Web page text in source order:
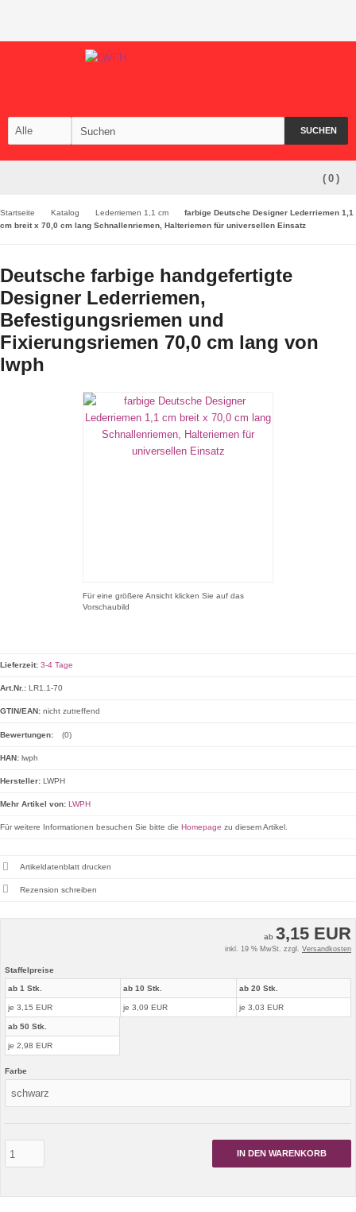
SUCHEN
( 0 )
Startseite Katalog Lederriemen 1,1 cm
farbige Deutsche Designer Lederriemen 1,1
cm breit x 70,0 cm lang Schnallenriemen, Halteriemen für universellen Einsatz
Deutsche farbige handgefertigte
Designer Lederriemen,
Befestigungsriemen und
Fixierungsriemen 70,0 cm lang von
lwph
Für eine größere Ansicht klicken Sie auf das
Vorschaubild
ab 3,15 EUR
inkl. 19 % MwSt. zzgl. Versandkosten
Staffelpreise
ab 1 Stk.
je 3,15 EUR
ab 10 Stk.
je 3,09 EUR
ab 20 Stk.
je 3,03 EUR
ab 50 Stk.
je 2,98 EUR
Farbe
IN DEN WARENKORB
Lieferzeit: 3-4 Tage
Art.Nr.: LR1.1-70
GTIN/EAN: nicht zutreffend
Bewertungen: (0)
HAN: lwph
Hersteller: LWPH
Mehr Artikel von: LWPH
Für weitere Informationen besuchen Sie bitte die Homepage zu diesem Artikel.
Artikeldatenblatt drucken
Rezension schreiben